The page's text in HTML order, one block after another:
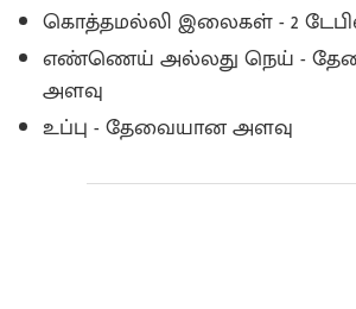
கொத்தமல்லி இலைகள் - 2
எண்ணெய் அல்லது நெய் -
அளவு
உப்பு - தேவையான அளவு